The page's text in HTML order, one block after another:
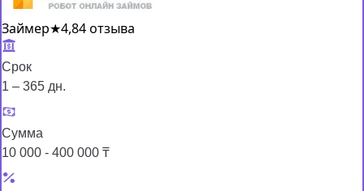
Займер★4,84 отзыва
Срок
1 – 365 дн.
Сумма
10 000 - 400 000 ₸